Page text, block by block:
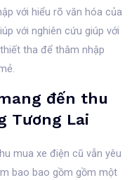
với hiểu rõ văn hóa của
với nghiên cứu giúp với
tha để thâm nhập
đến thu
Tương Lai
mua xe điện cũ vẫn yêu
bao bao gồm gồm một